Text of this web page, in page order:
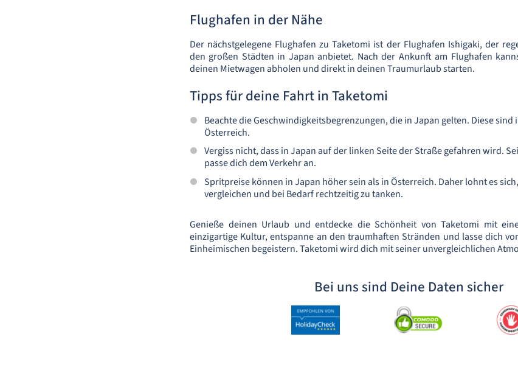
Flughafen in der Nähe
Der nächstgelegene Flughafen zu Taketomi ist der Flughafen Ishigaki, der
den großen Städten in Japan anbietet. Nach der Ankunft am Flughafen
deinen Mietwagen abholen und direkt in deinen Traumurlaub starten.
Tipps für deine Fahrt in Taketomi
Beachte die Geschwindigkeitsbegrenzungen, die in Japan gelten. Diese sind
Österreich.
Vergiss nicht, dass in Japan auf der linken Seite der Straße gefahren wird.
passe dich dem Verkehr an.
Spritpreise können in Japan höher sein als in Österreich. Daher lohnt es
vergleichen und bei Bedarf rechtzeitig zu tanken.
Genieße deinen Urlaub und entdecke die Schönheit von Taketomi mit
einzigartige Kultur, entspanne an den traumhaften Stränden und lasse dich
Einheimischen begeistern. Taketomi wird dich mit seiner unvergleichlichen
Bei uns sind Deine Daten sicher